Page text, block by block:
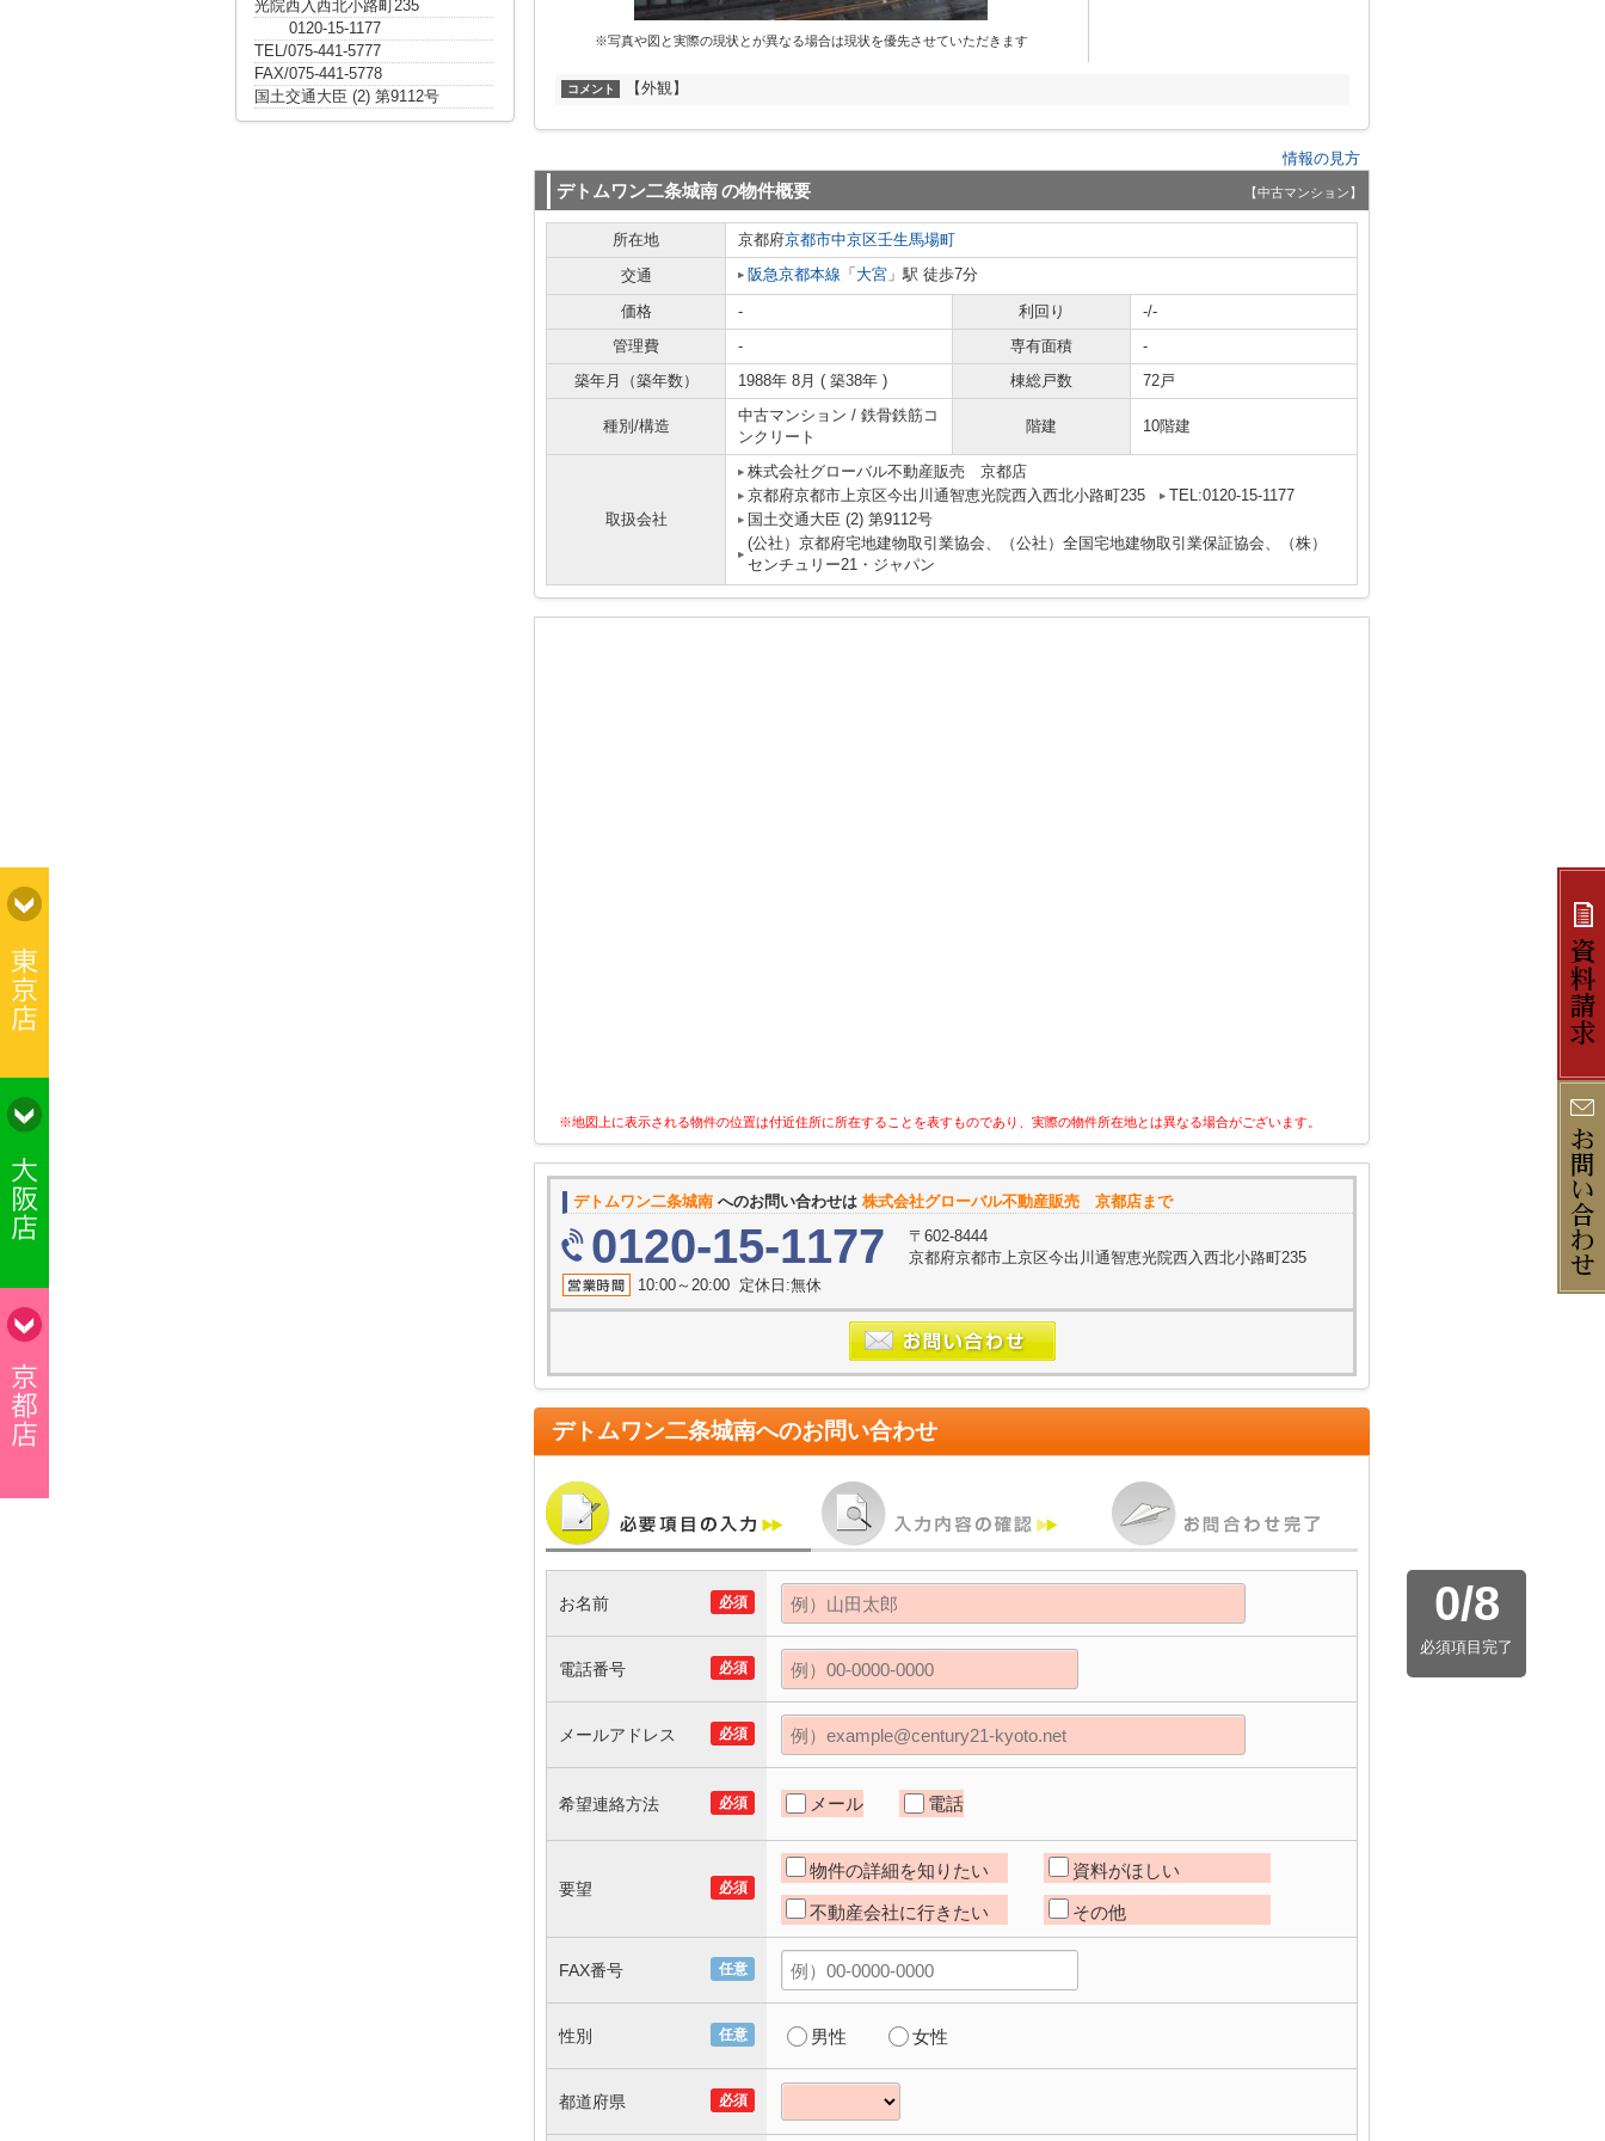
※写真や図と実際の現状とが異なる場合は現状を優先させていただきます
コメント 【外観】
情報の見方
デトムワン二条城南の物件概要 【中古マンション】
所在地 京都府京都市中京区壬生馬場町
交通
阪急京都本線 「 大宮 」駅 徒歩7分
価格 - 利回り
-/-
管理費
- 専有面積
-
築年月（築年数）
1988年 8月 ( 築38年 ) 棟総戸数 72戸
種別/構造
中古マンション / 鉄骨鉄筋コ
ンクリート
階建 10階建
取扱会社
株式会社グローバル不動産販売 京都店
京都府京都市上京区今出川通智恵光院西入西北小路町235
TEL:0120-15-1177
国土交通大臣 (2) 第9112号
(公社）京都府宅地建物取引業協会、（公社）全国宅地建物取引業保証協会、（株）
センチュリー21・ジャパン
※地図上に表示される物件の位置は付近住所に所在することを表すものであり、実際の物件所在地とは異なる場合がございます。
デトムワン二条城南 へのお問い合わせは 株式会社グローバル不動産販売 京都店まで
0120-15-1177
〒602-8444
京都府京都市上京区今出川通智恵光院西入西北小路町235
10:00～20:00 定休日:無休
デトムワン二条城南へのお問い合わせ
0/8
必須項目完了
必須
お名前
必須
電話番号
必須
メールアドレス
必須
希望連絡方法 メール 電話
必須
要望
物件の詳細を知りたい 資料がほしい
不動産会社に行きたい その他
任意
FAX番号
任意
性別 男性 女性
必須
都道府県
光院西入西北小路町235
0120-15-1177
TEL/075-441-5777
FAX/075-441-5778
国土交通大臣 (2) 第9112号